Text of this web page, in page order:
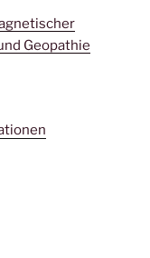
Geopathie